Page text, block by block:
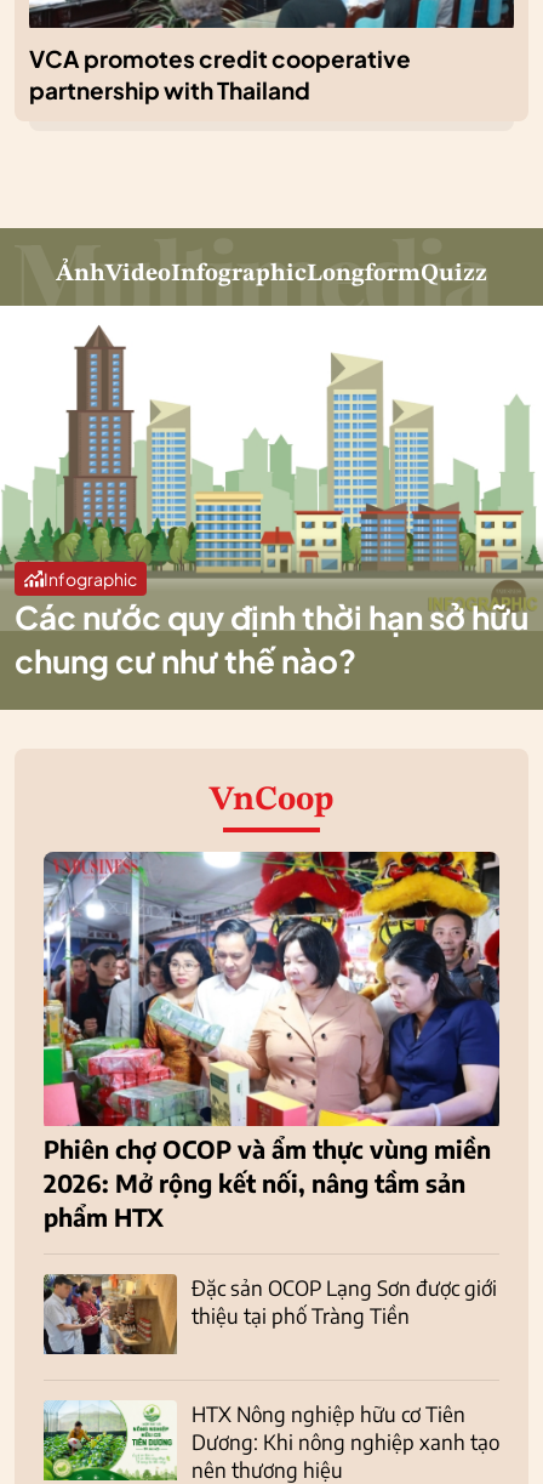
VCA promotes credit cooperative
partnership with Thailand
ẢnhVideoInfographicLongformQuizz
Infographic
Các nước quy định thời hạn sở hữu
chung cư như thế nào?
VnCoop
Phiên chợ OCOP và ẩm thực vùng miền
2026: Mở rộng kết nối, nâng tầm sản
phẩm HTX
Đặc sản OCOP Lạng Sơn được giới
thiệu tại phố Tràng Tiền
HTX Nông nghiệp hữu cơ Tiên
Dương: Khi nông nghiệp xanh tạo
nên thương hiệu